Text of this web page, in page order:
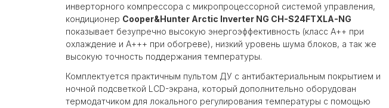
инверторного компрессора с микропроцессорной системой управления,
кондиционер Cooper&Hunter Arctic Inverter NG CH-S24FTXLA-NG
показывает безупречно высокую энергоэффективность (класс А++ при
охлаждение и А+++ при обогреве), низкий уровень шума блоков, а так же
высокую точность поддержания температуры.
Комплектуется практичным пультом ДУ с антибактериальным покрытием и
ночной подсветкой LCD-экрана, который дополнительно оборудован
термодатчиком для локального регулирования температуры с помощью